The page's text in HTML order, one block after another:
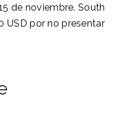
de noviembre. South
USD por no presentar